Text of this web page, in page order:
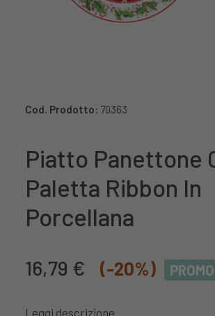
Cod. Prodotto: 70363
Piatto Panettone
Paletta Ribbon In
Porcellana
Il
originale
16,79 €
attuale
(-20%) PROMO
Leggi descrizione